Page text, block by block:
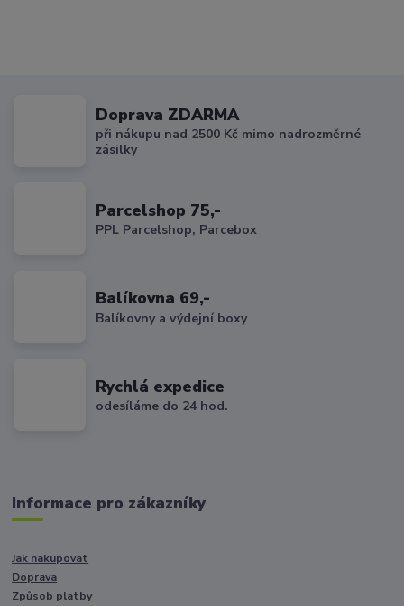
Doprava ZDARMA
při nákupu nad 2500 Kč mimo nadrozměrné
zásilky
Parcelshop 75,-
PPL Parcelshop, Parcebox
Balíkovna 69,-
Balíkovny a výdejní boxy
Rychlá expedice
odesíláme do 24 hod.
Informace pro zákazníky
Jak nakupovat
Doprava
Způsob platby